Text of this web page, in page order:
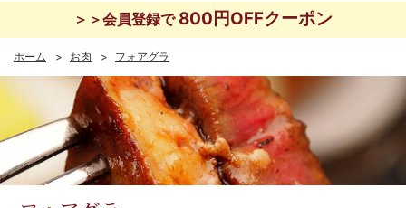
＞＞会員登録で 800円OFFクーポン
ホーム > お肉 > フォアグラ